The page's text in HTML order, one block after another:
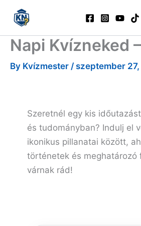
content
Napi Kvízneked
By Kvízmester / szeptember
Szeretnél egy kis
és tudományban? Indulj el
ikonikus pillanatai között,
történetek és meghatározó
várnak rád!